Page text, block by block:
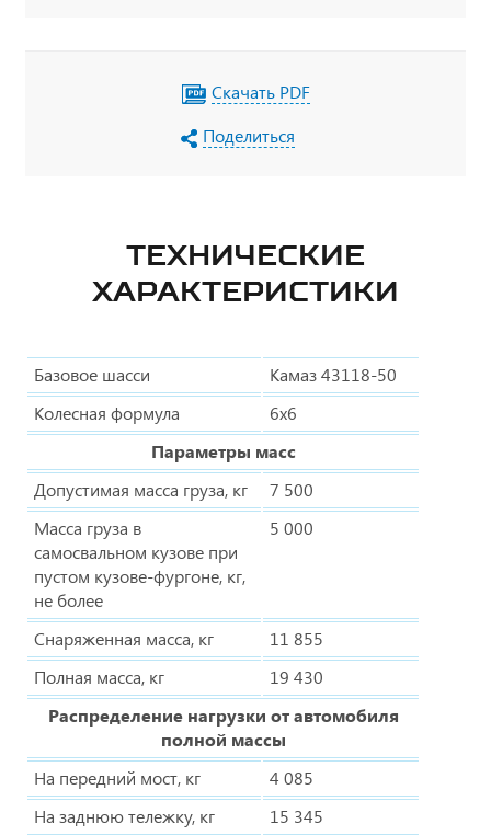
Скачать PDF
Поделиться
ТЕХНИЧЕСКИЕ
ХАРАКТЕРИСТИКИ
Базовое шасси
Камаз 43118-50
Колесная формула
6х6
Параметры масс
Допустимая масса груза, кг
7 500
Масса груза в
самосвальном кузове при
пустом кузове-фургоне, кг,
не более
5 000
Снаряженная масса, кг
11 855
Полная масса, кг
19 430
Распределение нагрузки от автомобиля
полной массы
На передний мост, кг
4 085
На заднюю тележку, кг
15 345